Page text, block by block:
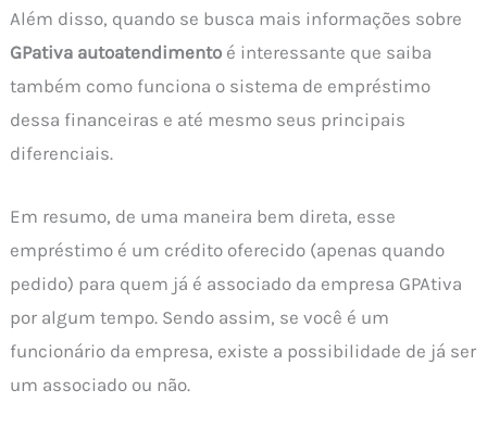
Além disso, quando se busca mais informações sobre
GPativa autoatendimento é interessante que saiba
também como funciona o sistema de empréstimo
dessa financeiras e até mesmo seus principais
diferenciais.
Em resumo, de uma maneira bem direta, esse
empréstimo é um crédito oferecido (apenas quando
pedido) para quem já é associado da empresa GPAtiva
por algum tempo. Sendo assim, se você é um
funcionário da empresa, existe a possibilidade de já ser
um associado ou não.